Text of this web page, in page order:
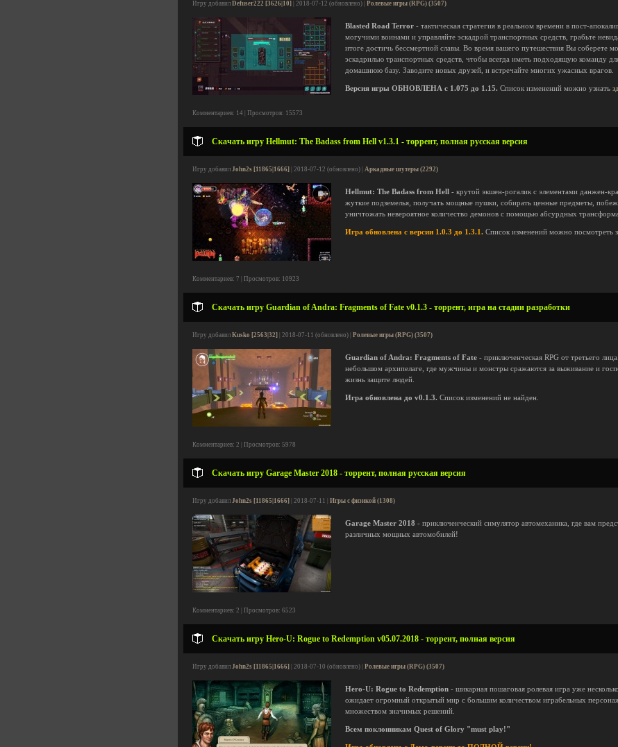
Игру добавил Defuser222 [3626|10] | 2018-07-12 (обновлено) | Ролевые игры (RPG) (3507)
Blasted Road Terror - тактическая стратегия в реальном времени в пост-
могучими воинами и управляйте эскадрой транспортных средств, грабьте
итоге достичь бессмертной славы. Во время вашего путешествия Вы соберете
эскадрилью транспортных средств, чтобы всегда иметь подходящую команду
домашнюю базу. Заводите новых друзей, и встречайте многих ужасных врагов.
Версия игры ОБНОВЛЕНА с 1.075 до 1.15. Список изменений можно узнать
Комментариев: 14 | Просмотров: 15573
Скачать игру Hellmut: The Badass from Hell v1.3.1 - торрент, полная русская версия
Игру добавил John2s [11865|1666] | 2018-07-12 (обновлено) | Аркадные шутеры (2292)
Hellmut: The Badass from Hell - крутой экшен-рогалик с элементами данжен-
жуткие подземелья, получать мощные пушки, собирать ценные предметы,
уничтожать невероятное количество демонов с помощью абсурдных
Игра обновлена с версии 1.0.3 до 1.3.1. Список изменений можно посмотреть
Комментариев: 7 | Просмотров: 10923
Скачать игру Guardian of Andra: Fragments of Fate v0.1.3 - торрент, игра на стадии разработки
Игру добавил Kusko [2563|32] | 2018-07-11 (обновлено) | Ролевые игры (RPG) (3507)
Guardian of Andra: Fragments of Fate - приключенческая RPG от третьего
небольшом архипелаге, где мужчины и монстры сражаются за выживание и
жизнь защите людей.
Игра обновлена до v0.1.3. Список изменений не найден.
Комментариев: 2 | Просмотров: 5978
Скачать игру Garage Master 2018 - торрент, полная русская версия
Игру добавил John2s [11865|1666] | 2018-07-11 | Игры с физикой (1308)
Garage Master 2018 - приключенческий симулятор автомеханика, где вам
различных мощных автомобилей!
Комментариев: 2 | Просмотров: 6523
Скачать игру Hero-U: Rogue to Redemption v05.07.2018 - торрент, полная версия
Игру добавил John2s [11865|1666] | 2018-07-10 (обновлено) | Ролевые игры (RPG) (3507)
Hero-U: Rogue to Redemption - шикарная пошаговая ролевая игра уже
ожидает огромный открытый мир с большим количеством играбельных
множеством значимых решений.
Всем поклонникам Quest of Glory "must play!"